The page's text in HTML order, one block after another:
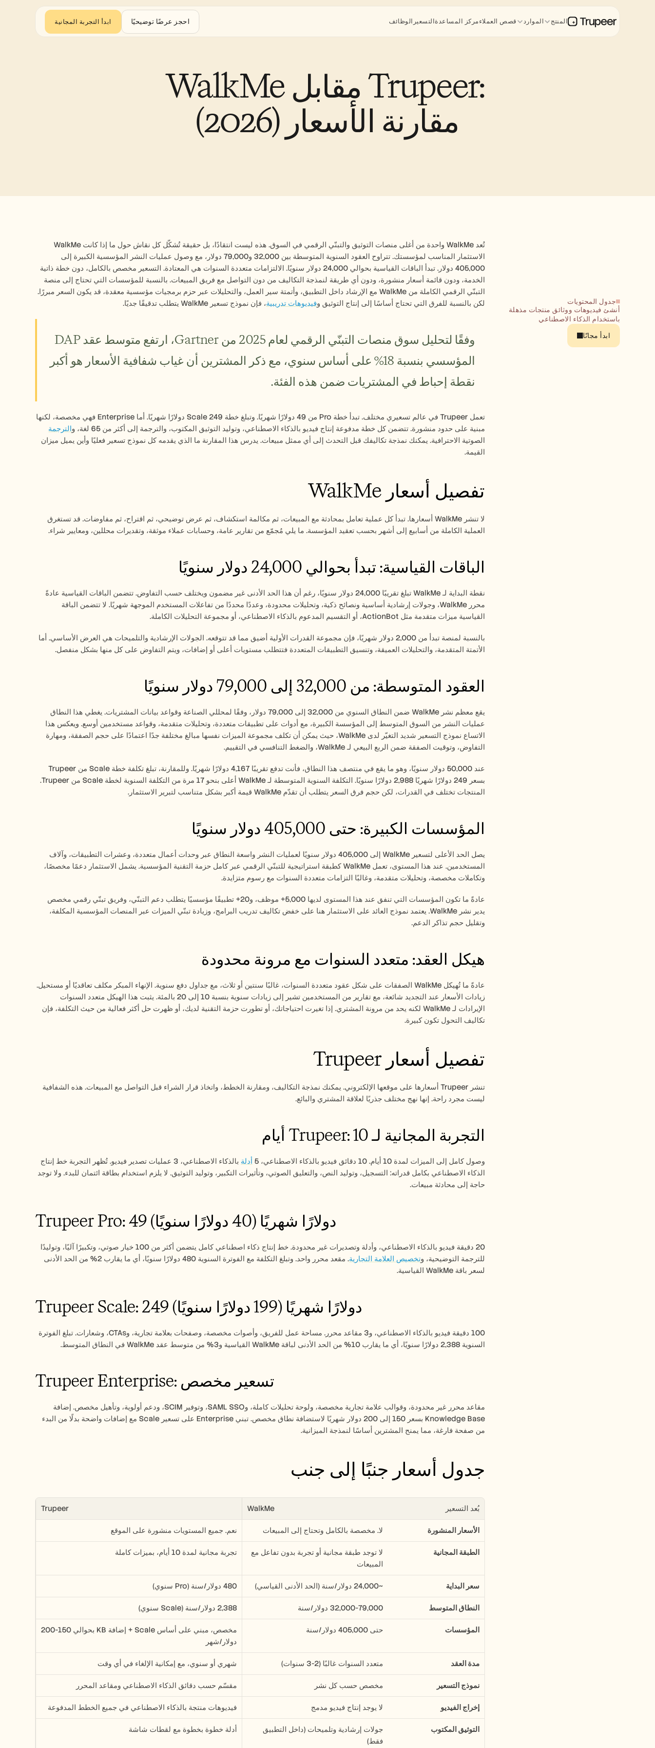
WalkMe مقابل Trupeer:
مقارنة الأسعار (2026)
جدول المحتويات
باستخدام الذكاء الاصطناعي
ابدأ مجانًا
تُعد WalkMe واحدة من أغلى منصات التوثيق والتبنّي الرقمي في السوق. هذه ليست انتقادًا، بل حقيقة تُشكّل كل نقاش حول ما إذا كانت WalkMe
التبنّي الرقمي الكاملة من WalkMe مع الإرشاد داخل التطبيق، وأتمتة سير العمل، والتحليلات عبر حزم برمجيات مؤسسية معقدة، قد يكون السعر مبررًا.
لكن بالنسبة للفرق التي تحتاج أساسًا إلى إنتاج التوثيق وفيديوهات تدريبية، فإن نموذج تسعير WalkMe يتطلب تدقيقًا جديًا.
وفقًا لتحليل سوق منصات التبنّي الرقمي لعام 2025 من Gartner، ارتفع متوسط عقد DAP
نقطة إحباط في المشتريات ضمن هذه الفئة.
مبنية على حدود منشورة. تتضمن كل خطة مدفوعة إنتاج فيديو بالذكاء الاصطناعي، وتوليد التوثيق المكتوب، والترجمة إلى أكثر من 65 لغة، و
الترجمة
القيمة.
تفصيل أسعار WalkMe
لا تنشر WalkMe أسعارها. تبدأ كل عملية تعامل بمحادثة مع المبيعات، ثم مكالمة استكشاف، ثم عرض توضيحي، ثم اقتراح، ثم مفاوضات. قد تستغرق
العملية الكاملة من أسابيع إلى أشهر بحسب تعقيد المؤسسة. ما يلي مُجمّع من تقارير عامة، وحسابات عملاء موثقة، وتقديرات محللين، ومعايير شراء.
الباقات القياسية: تبدأ بحوالي 24,000 دولار سنويًا
القياسية ميزات متقدمة مثل ActionBot، أو التقسيم المدعوم بالذكاء الاصطناعي، أو مجموعة التحليلات الكاملة.
الأتمتة المتقدمة، والتحليلات العميقة، وتنسيق التطبيقات المتعددة فتتطلب مستويات أعلى أو إضافات، ويتم التفاوض على كل منها بشكل منفصل.
العقود المتوسطة: من 32,000 إلى 79,000 دولار سنويًا
يقع معظم نشر WalkMe ضمن النطاق السنوي من 32,000 إلى 79,000 دولار، وفقًا لمحللي الصناعة وقواعد بيانات المشتريات. يغطي هذا النطاق
التفاوض، وتوقيت الصفقة ضمن الربع البيعي لـ WalkMe، والضغط التنافسي في التقييم.
عند 50,000 دولار سنويًا، وهو ما يقع في منتصف هذا النطاق، فأنت تدفع تقريبًا 4,167 دولارًا شهريًا. وللمقارنة، تبلغ تكلفة خطة Scale من Trupeer
بسعر 249 دولارًا شهريًا 2,988 دولارًا سنويًا. التكلفة السنوية المتوسطة لـ WalkMe أعلى بنحو 17 مرة من التكلفة السنوية لخطة Scale من Trupeer.
المنتجات تختلف في القدرات، لكن حجم فرق السعر يتطلب أن تقدّم WalkMe قيمة أكبر بشكل متناسب لتبرير الاستثمار.
المؤسسات الكبيرة: حتى 405,000 دولار سنويًا
وتكاملات مخصصة، وتحليلات متقدمة، وغالبًا التزامات متعددة السنوات مع رسوم متزايدة.
وتقليل حجم تذاكر الدعم.
هيكل العقد: متعدد السنوات مع مرونة محدودة
عادةً ما تُهيكل WalkMe الصفقات على شكل عقود متعددة السنوات، غالبًا سنتين أو ثلاث، مع جداول دفع سنوية. الإنهاء المبكر مكلف تعاقديًا أو مستحيل.
تكاليف التحول تكون كبيرة.
تفصيل أسعار Trupeer
ليست مجرد راحة. إنها نهج مختلف جذريًا لعلاقة المشتري والبائع.
التجربة المجانية لـ Trupeer: 10 أيام
وصول كامل إلى الميزات لمدة 10 أيام. 10 دقائق فيديو بالذكاء الاصطناعي، 5 أدلة
حاجة إلى محادثة مبيعات.
Trupeer Pro: 49 دولارًا شهريًا (40 دولارًا سنويًا)
للترجمة التوضيحية، وتخصيص العلامة التجارية
لسعر باقة WalkMe القياسية.
Trupeer Scale: 249 دولارًا شهريًا (199 دولارًا سنويًا)
السنوية 2,388 دولارًا سنويًا، أي ما يقارب 10% من الحد الأدنى لباقة WalkMe القياسية و3% من متوسط عقد WalkMe في النطاق المتوسط.
Trupeer Enterprise: تسعير مخصص
من صفحة فارغة، مما يمنح المشترين أساسًا لنمذجة الميزانية.
جدول أسعار جنبًا إلى جنب
بُعد التسعير WalkMe
Trupeer
الأسعار المنشورة لا. مخصصة بالكامل وتحتاج إلى المبيعات نعم. جميع المستويات منشورة على الموقع
الطبقة المجانية
المبيعات
تجربة مجانية لمدة 10 أيام، بميزات كاملة
سعر البداية ~24,000 دولار/سنة (الحد الأدنى القياسي) 480 دولار/سنة (Pro سنوي)
النطاق المتوسط 32,000-79,000 دولار/سنة 2,388 دولار/سنة (Scale سنوي)
المؤسسات حتى 405,000 دولار/سنة
مخصص، مبني على أساس Scale + إضافة KB بحوالي 150-200
دولار/شهر
مدة العقد متعدد السنوات غالبًا (2-3 سنوات) شهري أو سنوي، مع إمكانية الإلغاء في أي وقت
نموذج التسعير مخصص حسب كل نشر مقسّم حسب دقائق الذكاء الاصطناعي ومقاعد المحرر
إخراج الفيديو لا يوجد إنتاج فيديو مدمج فيديوهات منتجة بالذكاء الاصطناعي في جميع الخطط المدفوعة
التوثيق المكتوب
جولات إرشادية وتلميحات (داخل التطبيق
فقط)
أدلة خطوة بخطوة مع لقطات شاشة
المنتج الموارد قصص العملاءمركز المساعدةالتسعير الوظائف احجز عرضًا توضيحيًا ابدأ التجربة المجانية